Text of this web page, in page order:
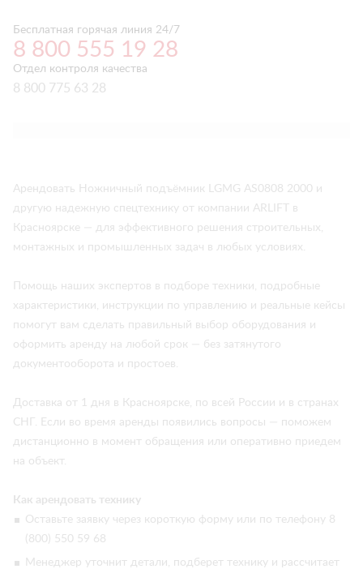
Бесплатная горячая линия 24/7
8 800 555 19 28
Отдел контроля качества
8 800 775 63 28
Арендовать Ножничный подъёмник LGMG AS0808 2000 и
другую надежную спецтехнику от компании ARLIFT в
Красноярске — для эффективного решения строительных,
монтажных и промышленных задач в любых условиях.
Помощь наших экспертов в подборе техники, подробные
характеристики, инструкции по управлению и реальные кейсы
помогут вам сделать правильный выбор оборудования и
оформить аренду на любой срок — без затянутого
документооборота и простоев.
Доставка от 1 дня в Красноярске, по всей России и в странах
СНГ. Если во время аренды появились вопросы — поможем
дистанционно в момент обращения или оперативно приедем
на объект.
Как арендовать технику
Оставьте заявку через короткую форму или по телефону 8
(800) 550 59 68
Менеджер уточнит детали, подберет технику и рассчитает